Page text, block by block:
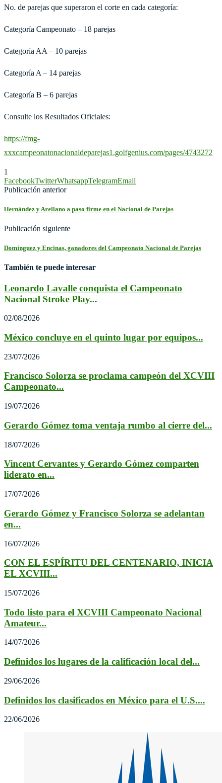
No. de parejas que superaron el corte en cada categoría:
Categoría Campeonato – 18 parejas
Categoría AA – 10 parejas
Categoría A – 14 parejas
Categoría B – 6 parejas
Consulte los Resultados Oficiales:
https://fmg-
xxxcampeonatonacionaldeparejas1.golfgenius.com/pages/4743272
1
FacebookTwitterWhatsappTelegramEmail
Publicación anterior
Hernández y Arellano a paso firme en el Nacional de Parejas
Publicación siguiente
Domínguez y Encinas, ganadores del Campeonato Nacional de Parejas
También te puede interesar
Leonardo Lavalle conquista el Campeonato
Nacional Stroke Play...
02/08/2026
México concluye en el quinto lugar por equipos...
23/07/2026
Francisco Solorza se proclama campeón del XCVIII
Campeonato...
19/07/2026
Gerardo Gómez toma ventaja rumbo al cierre del...
18/07/2026
Vincent Cervantes y Gerardo Gómez comparten
liderato en...
17/07/2026
Gerardo Gómez y Francisco Solorza se adelantan
en...
16/07/2026
CON EL ESPÍRITU DEL CENTENARIO, INICIA
EL XCVIII...
15/07/2026
Todo listo para el XCVIII Campeonato Nacional
Amateur...
14/07/2026
Definidos los lugares de la calificación local del...
29/06/2026
Definidos los clasificados en México para el U.S....
22/06/2026